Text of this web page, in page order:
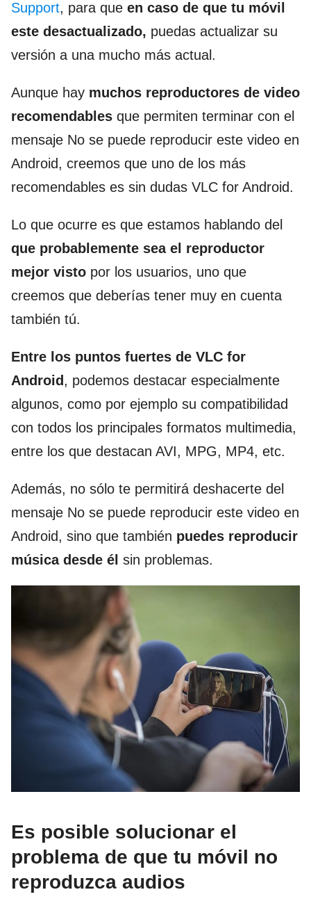
Support, para que en caso de que tu móvil
este desactualizado, puedas actualizar su
versión a una mucho más actual.
Aunque hay muchos reproductores de video
recomendables que permiten terminar con el
mensaje No se puede reproducir este video en
Android, creemos que uno de los más
recomendables es sin dudas VLC for Android.
Lo que ocurre es que estamos hablando del
que probablemente sea el reproductor
mejor visto por los usuarios, uno que
creemos que deberías tener muy en cuenta
también tú.
Entre los puntos fuertes de VLC for
Android , podemos destacar especialmente
algunos, como por ejemplo su compatibilidad
con todos los principales formatos multimedia,
entre los que destacan AVI, MPG, MP4, etc.
Además, no sólo te permitirá deshacerte del
mensaje No se puede reproducir este video en
Android, sino que también puedes reproducir
música desde él sin problemas.
Es posible solucionar el
problema de que tu móvil no
reproduzca audios